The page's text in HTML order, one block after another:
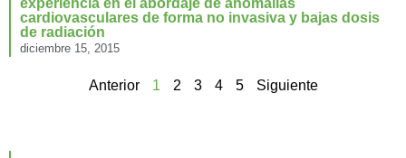
experiencia en el abordaje de anomalías
cardiovasculares de forma no invasiva y bajas dosis
de radiación
diciembre 15, 2015
Anterior 1 2 3 4 5 Siguiente